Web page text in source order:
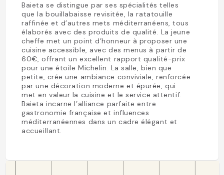
Baieta se distingue par ses spécialités telles
que la bouillabaisse revisitée, la ratatouille
raffinée et d’autres mets méditerranéens, tous
élaborés avec des produits de qualité. La jeune
cheffe met un point d’honneur à proposer une
cuisine accessible, avec des menus à partir de
60€, offrant un excellent rapport qualité-prix
pour une étoile Michelin. La salle, bien que
petite, crée une ambiance conviviale, renforcée
par une décoration moderne et épurée, qui
met en valeur la cuisine et le service attentif.
Baieta incarne l’alliance parfaite entre
gastronomie française et influences
méditerranéennes dans un cadre élégant et
accueillant.